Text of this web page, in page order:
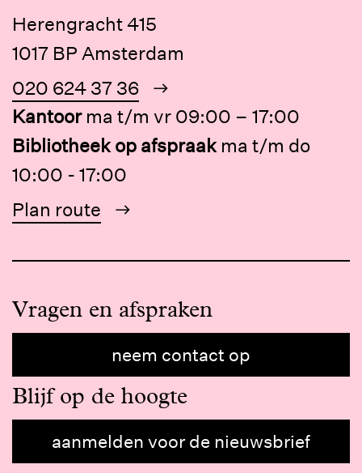
Herengracht 415
1017 BP Amsterdam
020 624 37 36
Kantoor ma t/m vr 09:00 – 17:00
Bibliotheek op afspraak ma t/m do
10:00 - 17:00
Plan route
Vragen en afspraken
neem contact op
Blijf op de hoogte
aanmelden voor de nieuwsbrief